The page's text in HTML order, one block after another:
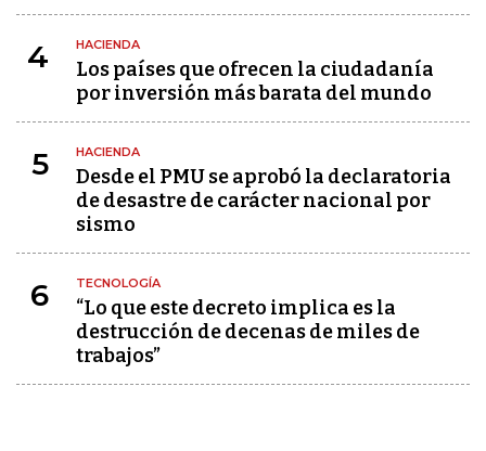
4 HACIENDA
Los países que ofrecen la ciudadanía
por inversión más barata del mundo
5 HACIENDA
Desde el PMU se aprobó la declaratoria
de desastre de carácter nacional por
sismo
6 TECNOLOGÍA
“Lo que este decreto implica es la
destrucción de decenas de miles de
trabajos”